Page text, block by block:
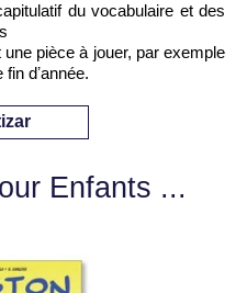
du vocabulaire et des
pièce à jouer, par exemple
dʼannée.
Enfants ...